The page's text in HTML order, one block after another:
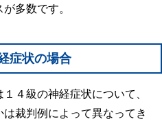
多数です。
症状の場合
４級の神経症状について、
裁判例によって異なってき